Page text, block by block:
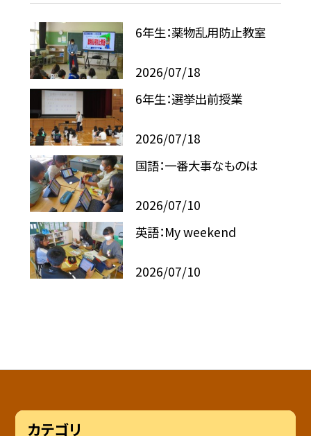
6年生：薬物乱用防止教室
2026/07/18
6年生：選挙出前授業
2026/07/18
国語：一番大事なものは
2026/07/10
英語：My weekend
2026/07/10
カテゴリ